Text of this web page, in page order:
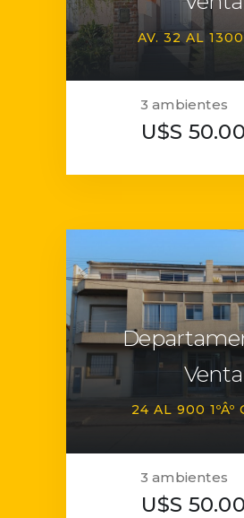
AV. 32 AL 1300
3 ambientes
U$S
Venta
24 AL 900 1ºÂº
3 ambientes
U$S